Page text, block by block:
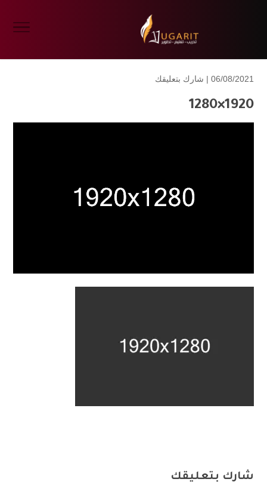
06/08/2021 | شارك بتعليقك
1920×1280
شارك بتعليقك